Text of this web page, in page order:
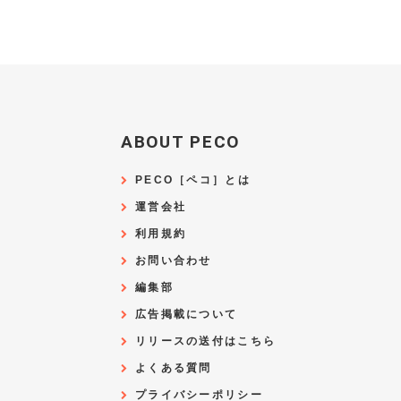
ABOUT PECO
PECO［ペコ］とは
運営会社
利用規約
お問い合わせ
編集部
広告掲載について
リリースの送付はこちら
よくある質問
プライバシーポリシー